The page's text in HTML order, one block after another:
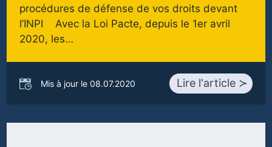
procédures de défense de vos droits devant
l’INPI Avec la Loi Pacte, depuis le 1er avril
2020, les…
Mis à jour le 08.07.2020 Lire l'article ≻